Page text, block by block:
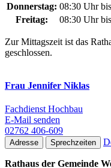
Donnerstag: 08:30 Uhr
Freitag:
08:30 Uhr
Zur Mittagszeit ist das
geschlossen.
Frau Jennifer Niklas
Fachdienst Hochbau
E-Mail senden
02762 406-609
Adresse Sprechzeiten
Rathaus der Gemeinde